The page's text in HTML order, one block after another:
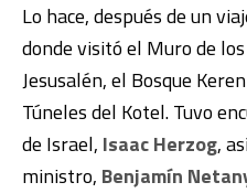
Lo hace, después de un
donde visitó el Muro de
Jesusalén, el Bosque Keren
Túneles del Kotel. Tuvo
de Israel, Isaac Herzog,
ministro, Benjamín